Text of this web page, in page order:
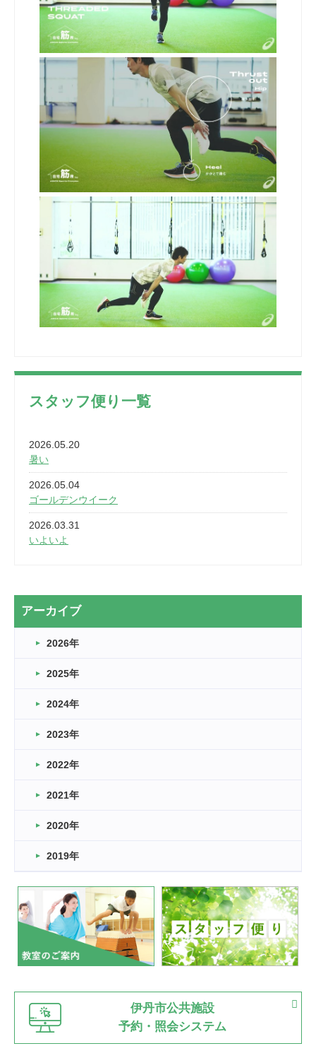
スタッフ便り一覧
2026.05.20
暑い
2026.05.04
ゴールデンウイーク
2026.03.31
いよいよ
2026.03.20
なぎなた
2026.03.16
車いすバスケとRくんのお話
卒業・卒園の季節★
2026.03.11
緑ケ丘体育館
2022.11.03
緑ケ丘体育館
いたっぼーる大会☆彡
緑ケ丘体育館
2022.07.03
市内総合体育大会が開始
緑ケ丘体育館 猪名川運動広場
古池運動広場
2022.06.12
県知事杯争奪バレーボール大会が開催
緑ケ丘体育館
アーカイブ
2026年
2025年
2024年
2023年
2022年
2021年
2020年
2019年
伊丹市公共施設
予約・照会システム